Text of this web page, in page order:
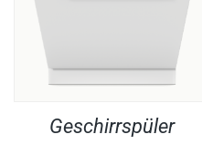
Geschirrspüler